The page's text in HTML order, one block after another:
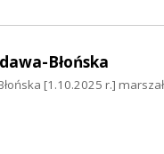
Błońska
[1.10.2025 r.]